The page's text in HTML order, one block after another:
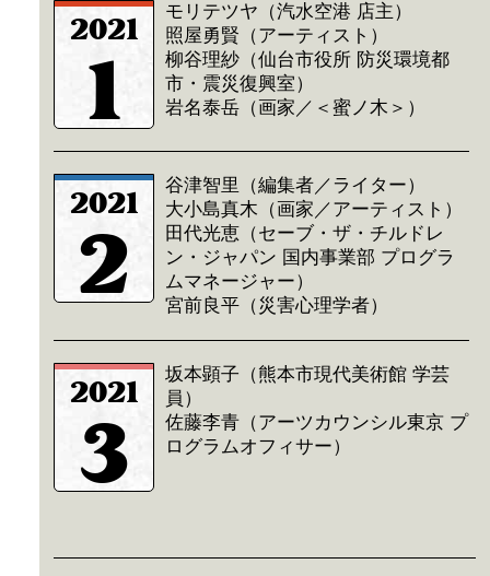
2021
1
モリテツヤ（汽水空港 店主）
照屋勇賢（アーティスト）
柳谷理紗（仙台市役所 防災環境都
市・震災復興室）
岩名泰岳（画家／＜蜜ノ木＞）
2021
2
谷津智里（編集者／ライター）
大小島真木（画家／アーティスト）
田代光恵（セーブ・ザ・チルドレ
ン・ジャパン 国内事業部 プログラ
ムマネージャー）
宮前良平（災害心理学者）
2021
3
坂本顕子（熊本市現代美術館 学芸
員）
佐藤李青（アーツカウンシル東京 プ
ログラムオフィサー）